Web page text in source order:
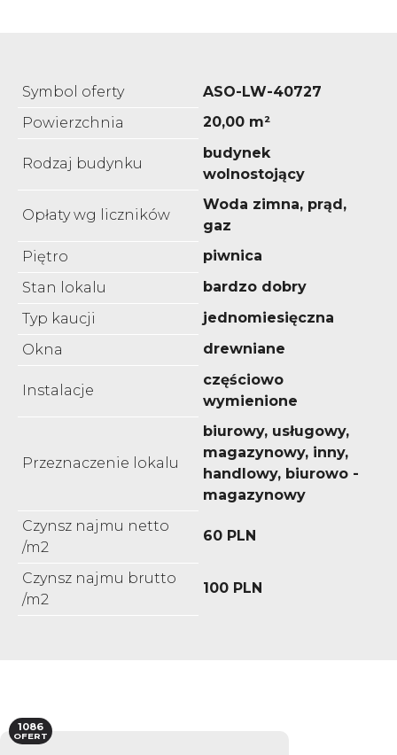
Symbol oferty
ASO-LW-40727
Powierzchnia
20,00 m²
Rodzaj budynku
budynek
wolnostojący
Opłaty wg liczników
Woda zimna, prąd,
gaz
Piętro
piwnica
Stan lokalu
bardzo dobry
Typ kaucji
jednomiesięczna
Okna
drewniane
Instalacje
częściowo
wymienione
Przeznaczenie lokalu
biurowy, usługowy,
magazynowy, inny,
handlowy, biurowo -
magazynowy
Czynsz najmu netto
/m2
60 PLN
Czynsz najmu brutto
/m2
100 PLN
1086
OFERT